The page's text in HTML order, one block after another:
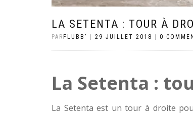
LA SETENTA : TOUR À
PAR FLUBB' 29 JUILLET 2018 0
La Setenta :
La Setenta est un tour à droite